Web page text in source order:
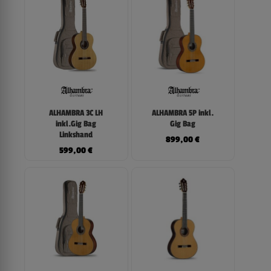
ALHAMBRA 3C LH
inkl.Gig Bag
Linkshand
599,00€
ALHAMBRA 5P inkl.
Gig Bag
899,00€